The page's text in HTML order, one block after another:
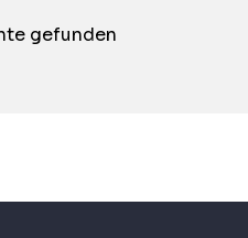
gefunden